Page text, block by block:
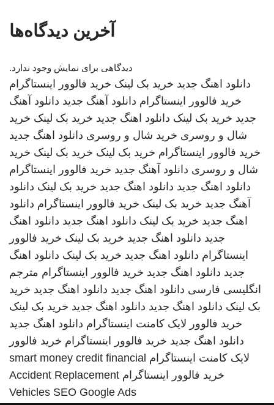
آخرین دیدگاه‌ها
دیدگاهی برای نمایش وجود ندارد.
دانلود اهنگ جدید خرید بک لینک خرید فالوور اینستاگرام
خرید فالوور اینستاگرام دانلود آهنگ جدید دانلود آهنگ
جدید خرید بک لینک دانلود اهنگ جدید خرید بک لینک خرید
شال و روسری خرید شال و روسری دانلود اهنگ جدید
خرید فالوور اینستاگرام خرید بک لینک خرید بک لینک خرید
شال و روسری دانلود آهنگ جدید خرید فالوور اینستاگرام
دانلود اهنگ جدید دانلود اهنگ جدید خرید بک لینک دانلود
آهنگ جدید خرید بک لینک خرید فالوور اینستاگرام دانلود
اهنگ جدید خرید بک لینک دانلود اهنگ جدید دانلود اهنگ
جدید دانلود اهنگ جدید خرید بک لینک خرید فالوور
اینستاگرام دانلود اهنگ جدید خرید بک لینک دانلود اهنگ
جدید دانلود اهنگ جدید خرید فالوور اینستاگرام مترجم
انگلیسی فارسی دانلود اهنگ جدید دانلود اهنگ جدید خرید
بک لینک دانلود اهنگ جدید دانلود اهنگ جدید خرید بک لینک
خرید فالوور لایک کامنت اینستاگرام دانلود اهنگ جدید
دانلود اهنگ جدید خرید فالوور اینستاگرام خرید فالوور
لایک کامنت اینستاگرام smart money credit financial
خرید فالوور اینستاگرام Accident Replacement
Vehicles SEO Google Ads